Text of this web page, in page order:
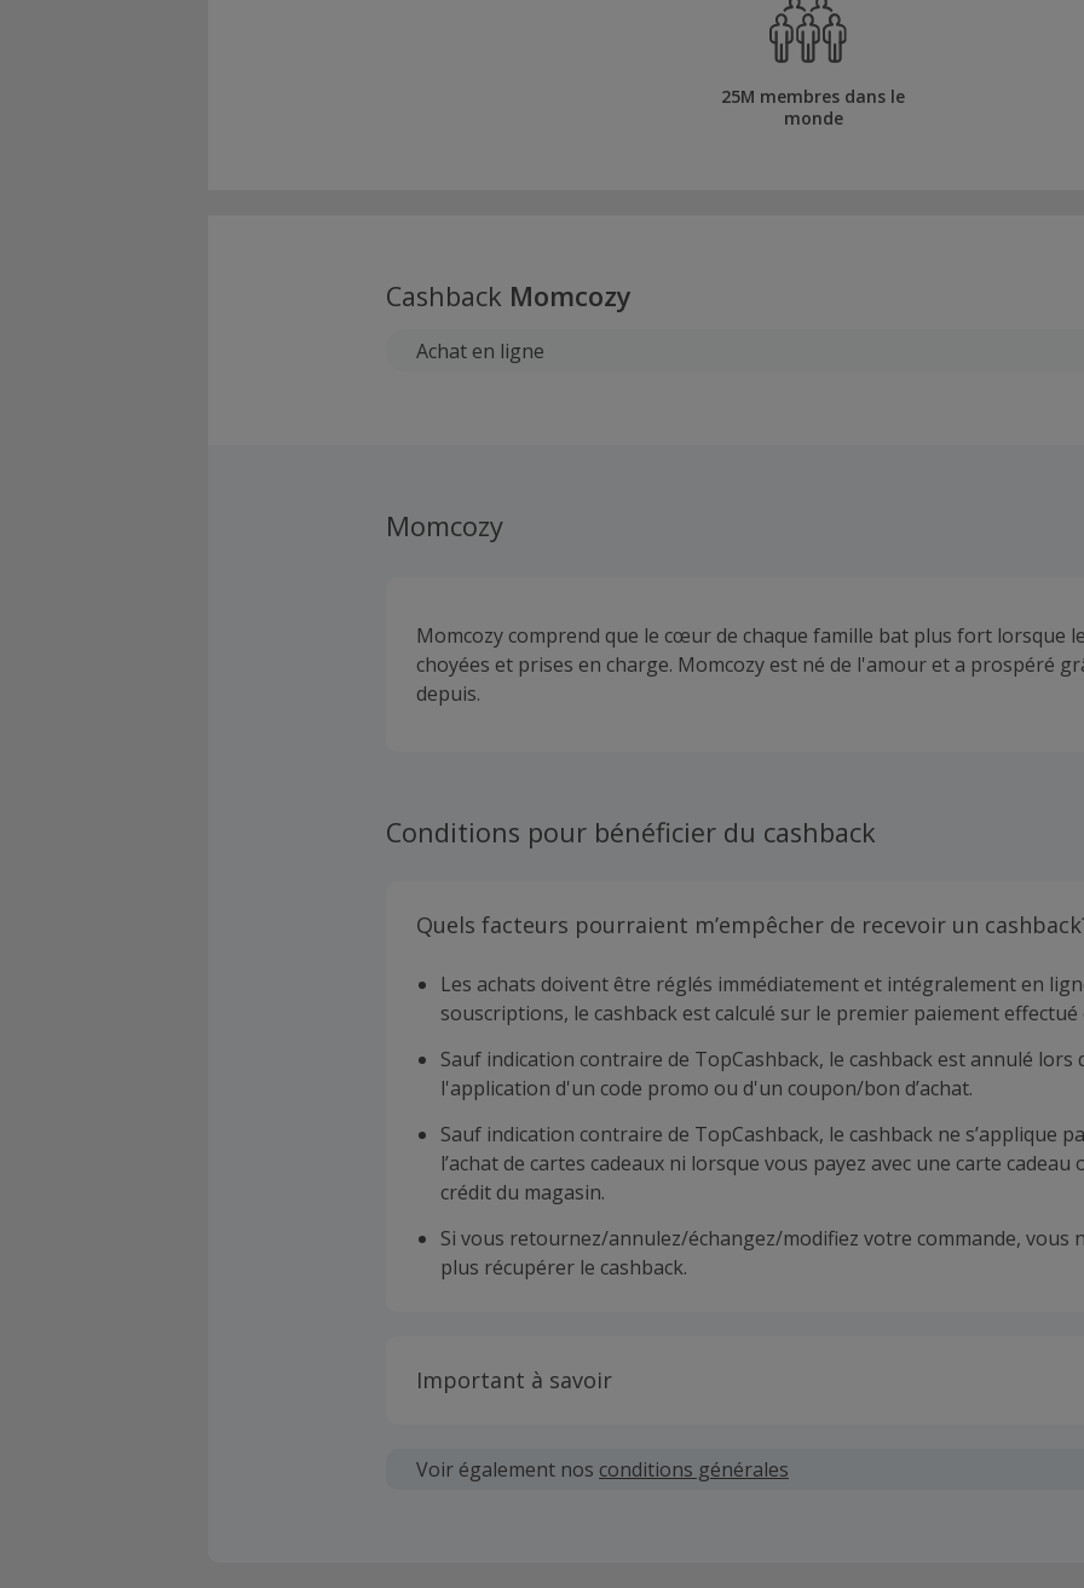
25M membres dans le
monde
Cashback Momcozy
Achat en ligne
Momcozy
Momcozy comprend que le cœur de chaque famille bat plus fort lorsque
choyées et prises en charge. Momcozy est né de l'amour et a prospéré
depuis.
Conditions pour bénéficier du cashback
Quels facteurs pourraient m’empêcher de recevoir un
Les achats doivent être réglés immédiatement et intégralement en
souscriptions, le cashback est calculé sur le premier paiement effectué
Sauf indication contraire de TopCashback, le cashback est annulé lors
l'application d'un code promo ou d'un coupon/bon d’achat.
Sauf indication contraire de TopCashback, le cashback ne s’applique
l’achat de cartes cadeaux ni lorsque vous payez avec une carte cadeau
crédit du magasin.
Si vous retournez/annulez/échangez/modifiez votre commande, vous
plus récupérer le cashback.
Important à savoir
soumises au plus tard dans les 100 jours qui suivent la date d'achat.
Voir également nos conditions générales